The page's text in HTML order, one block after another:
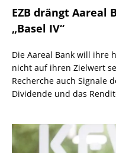
EZB drängt Aareal
„Basel IV“
Die Aareal Bank will ihre
nicht auf ihren Zielwert
Recherche auch Signale
Dividende und das